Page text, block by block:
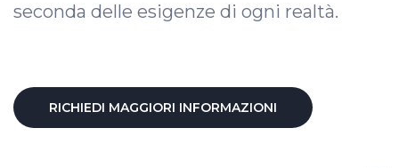
seconda delle esigenze di ogni realtà.
RICHIEDI MAGGIORI INFORMAZIONI